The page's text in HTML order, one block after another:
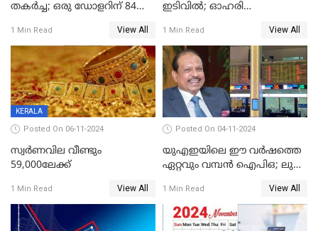
തകര്‍ച്ച; ഒരു ഡോളറിന് 84
വിനിമയ മൂല്യം
1 Min Read View All
ഇടിവിൽ; ഓഹരി
സെന്‍സെക്‌സ് 80,000ല്‍
താഴെ
1 Min Read View All
KERALA
Posted On 06-11-2024
സ്വര്‍ണവില വീണ്ടും
59,000ലേക്ക്
1 Min Read View All
Posted On 04-11-2024
യുഎഇയിലെ ഈ വർഷത്തെ
ഏറ്റവും വമ്പൻ ഐപിഒ; ലുലു
സമാപനം,വൻ ഡിമാൻഡ്;
വിൽപന 30
ശതമാനത്തിലേക്ക് ഉയർത്തി
1 Min Read View All